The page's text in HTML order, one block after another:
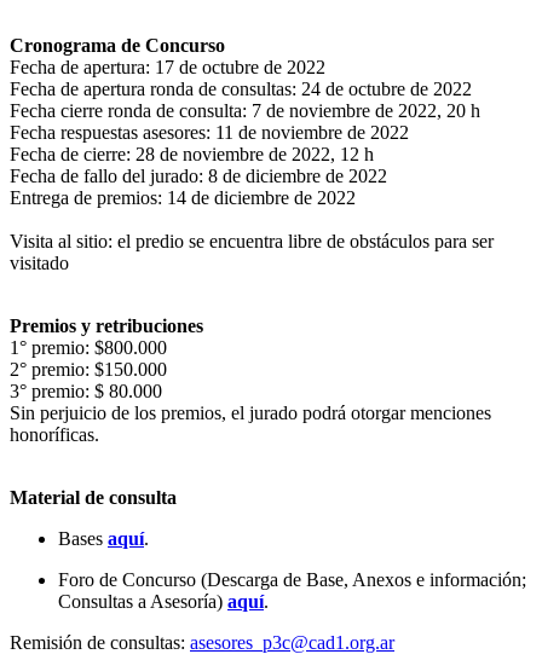
Cronograma de Concurso
Fecha de apertura: 17 de octubre de 2022
Fecha de apertura ronda de consultas: 24 de octubre de 2022
Fecha cierre ronda de consulta: 7 de noviembre de 2022, 20 h
Fecha respuestas asesores: 11 de noviembre de 2022
Fecha de cierre: 28 de noviembre de 2022, 12 h
Fecha de fallo del jurado: 8 de diciembre de 2022
Entrega de premios: 14 de diciembre de 2022
Visita al sitio: el predio se encuentra libre de obstáculos para ser
visitado
Premios y retribuciones
1° premio: $800.000
2° premio: $150.000
3° premio: $ 80.000
Sin perjuicio de los premios, el jurado podrá otorgar menciones
honoríficas.
Material de consulta
Bases aquí.
Foro de Concurso (Descarga de Base, Anexos e información;
Consultas a Asesoría) aquí.
Remisión de consultas: asesores_p3c@cad1.org.ar